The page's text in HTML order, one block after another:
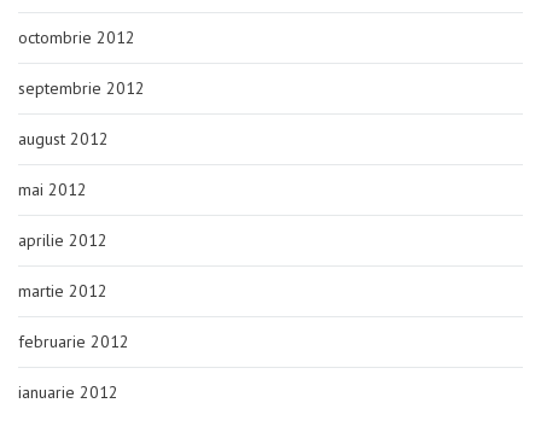
octombrie 2012
septembrie 2012
august 2012
mai 2012
aprilie 2012
martie 2012
februarie 2012
ianuarie 2012